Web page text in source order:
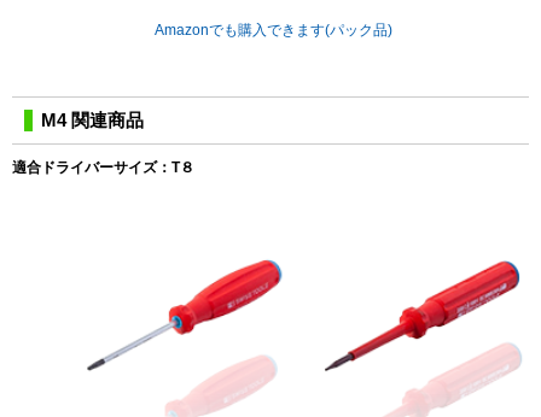
Amazonでも購入できます(パック品)
M4 関連商品
適合ドライバーサイズ：T８